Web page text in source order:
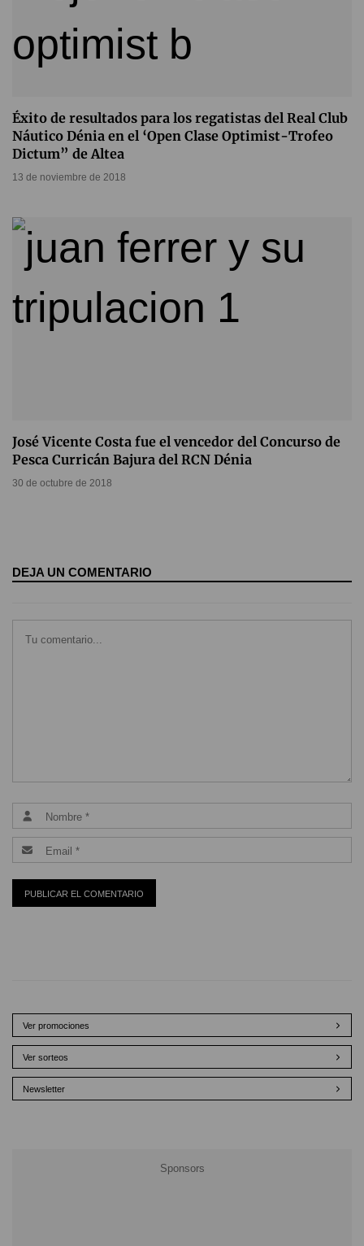
Éxito de resultados para los regatistas del Real Club
Náutico Dénia en el ‘Open Clase Optimist-Trofeo
Dictum” de Altea
13 de noviembre de 2018
José Vicente Costa fue el vencedor del Concurso de
Pesca Curricán Bajura del RCN Dénia
30 de octubre de 2018
DEJA UN COMENTARIO
Ver promociones
Ver sorteos
Newsletter